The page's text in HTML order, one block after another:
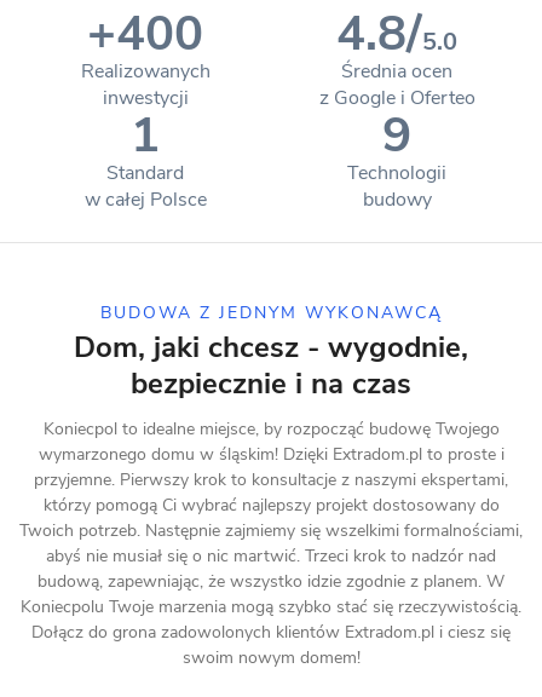
+400
Realizowanych
inwestycji
4.8/5.0
Średnia ocen
z Google i Oferteo
1
Standard
w całej Polsce
9
Technologii
budowy
BUDOWA Z JEDNYM WYKONAWCĄ
Dom, jaki chcesz - wygodnie,
bezpiecznie i na czas
Koniecpol to idealne miejsce, by rozpocząć budowę Twojego
wymarzonego domu w śląskim! Dzięki Extradom.pl to proste i
przyjemne. Pierwszy krok to konsultacje z naszymi ekspertami,
którzy pomogą Ci wybrać najlepszy projekt dostosowany do
Twoich potrzeb. Następnie zajmiemy się wszelkimi formalnościami,
abyś nie musiał się o nic martwić. Trzeci krok to nadzór nad
budową, zapewniając, że wszystko idzie zgodnie z planem. W
Koniecpolu Twoje marzenia mogą szybko stać się rzeczywistością.
Dołącz do grona zadowolonych klientów Extradom.pl i ciesz się
swoim nowym domem!